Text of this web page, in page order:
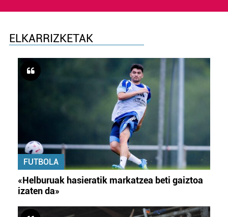
ELKARRIZKETAK
FUTBOLA
«Helburuak hasieratik markatzea beti gaiztoa
izaten da»